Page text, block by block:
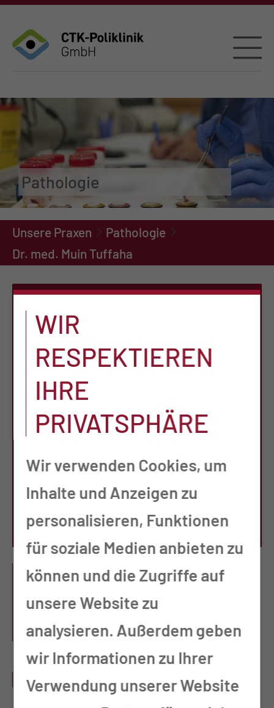
Pathologie
Unsere Praxen
Pathologie
Dr. med. Muin Tuffaha
Medizinische Universität
Haus 6, Ebene 0
03048 Cottbus
Tel.:
+49 355 46 2252
Fax:
+49 355 46 2007
Per E-Mail kontaktieren
PRAXIS AN DER MUL -
CT - DR. MED. MUIN
TUFFAHA
SPRECHSTUNDEN
WIR
RESPEKTIEREN
IHRE
PRIVATSPHÄRE
Wir verwenden Cookies, um
Inhalte und Anzeigen zu
personalisieren, Funktionen
für soziale Medien anbieten zu
können und die Zugriffe auf
unsere Website zu
analysieren. Außerdem geben
wir Informationen zu Ihrer
Verwendung unserer Website